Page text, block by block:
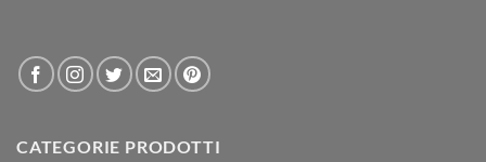
CATEGORIE PRODOTTI